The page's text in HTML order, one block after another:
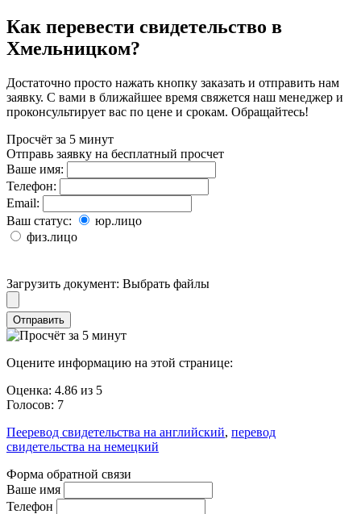
Как перевести свидетельство в
Хмельницком?
Достаточно просто нажать кнопку заказать и отправить нам
заявку. С вами в ближайшее время свяжется наш менеджер и
проконсультирует вас по цене и срокам. Обращайтесь!
Просчёт за 5 минут
Отправь заявку на бесплатный просчет
Ваше имя:
Телефон:
Email:
Ваш статус:
юр.лицо
физ.лицо
Загрузить документ: Выбрать файлы
Отправить
Оцените информацию на этой странице:
Оценка: 4.86 из 5
Голосов: 7
Пееревод свидетельства на английский, перевод
свидетельства на немецкий
Форма обратной связи
Ваше имя
Телефон